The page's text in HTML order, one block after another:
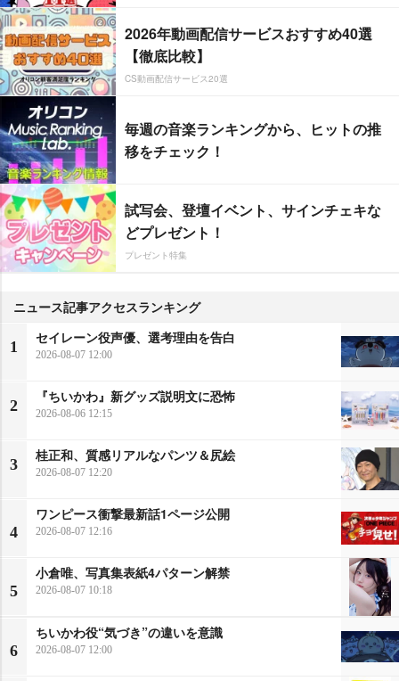
2026年動画配信サービスおすすめ40選
【徹底比較】
CS動画配信サービス20選
毎週の音楽ランキングから、ヒットの推
移をチェック！
試写会、登壇イベント、サインチェキな
どプレゼント！
プレゼント特集
ニュース記事アクセスランキング
1
セイレーン役声優、選考理由を告白
2026-08-07 12:00
2
『ちいかわ』新グッズ説明文に恐怖
2026-08-06 12:15
3
桂正和、質感リアルなパンツ＆尻絵
2026-08-07 12:20
4
ワンピース衝撃最新話1ページ公開
2026-08-07 12:16
5
小倉唯、写真集表紙4パターン解禁
2026-08-07 10:18
6
ちいかわ役“気づき”の違いを意識
2026-08-07 12:00